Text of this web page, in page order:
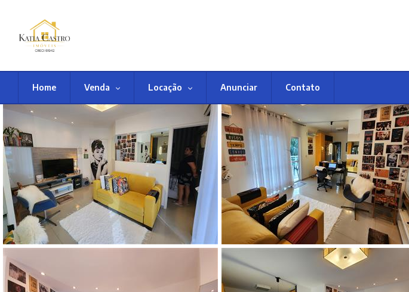
Home Venda Locação Anunciar Contato